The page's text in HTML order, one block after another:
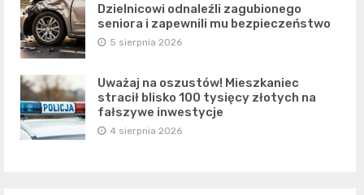
Dzielnicowi odnaleźli zagubionego
seniora i zapewnili mu bezpieczeństwo
5 sierpnia 2026
Uważaj na oszustów! Mieszkaniec
stracił blisko 100 tysięcy złotych na
fałszywe inwestycje
4 sierpnia 2026